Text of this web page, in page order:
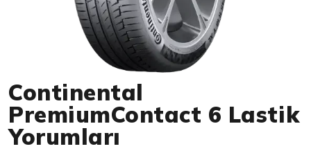
Continental
PremiumContact 6 Lastik
Yorumları